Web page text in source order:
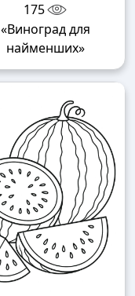
175
«Виноград для
найменших»